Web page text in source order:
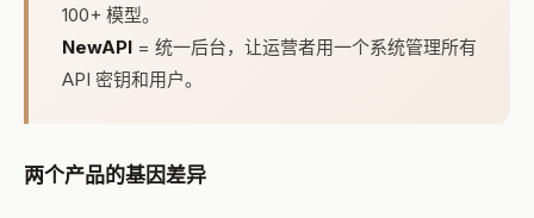
100+ 模型。
NewAPI = 统一后台，让运营者用一个系统管理所有
API 密钥和用户。
两个产品的基因差异